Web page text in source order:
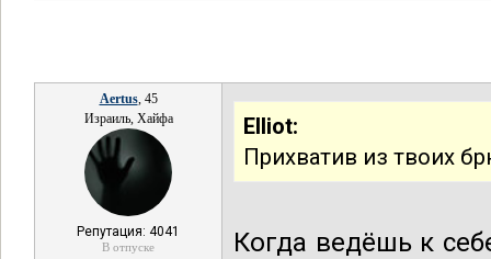
Aertus, 45
Израиль, Хайфа
Репутация: 4041
В отпуске
Elliot:
Прихватив из твоих
Когда ведёшь к